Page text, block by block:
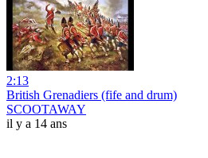
2:13
British Grenadiers (fife and drum)
SCOOTAWAY
il y a 14 ans